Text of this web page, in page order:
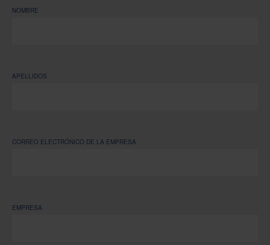
NOMBRE
APELLIDOS
CORREO ELECTRÓNICO DE LA EMPRESA
EMPRESA